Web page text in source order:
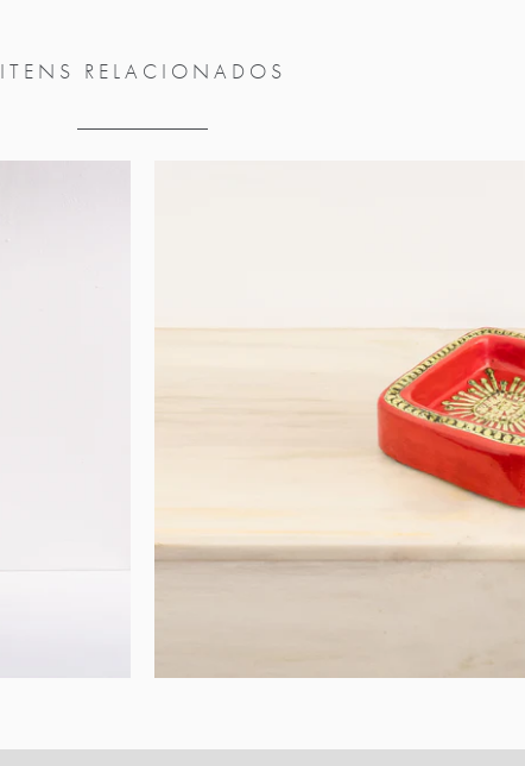
ITENS RELACIONADOS